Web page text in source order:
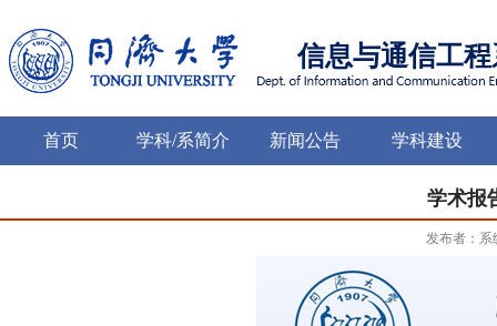
信息与通信工
首页 学科/系简介 新闻公告 学科建设
学术报
发布者：系